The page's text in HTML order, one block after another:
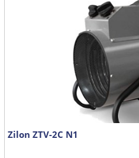
Zilon ZTV-2С N1